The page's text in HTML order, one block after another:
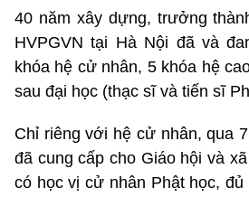
40 năm xây dựng, trưởng
HVPGVN tại Hà Nội đã và
khóa hệ cử nhân, 5 khóa hệ
sau đại học (thạc sĩ và tiến sĩ
Chỉ riêng với hệ cử nhân, qua
đã cung cấp cho Giáo hội và
có học vị cử nhân Phật học, đủ